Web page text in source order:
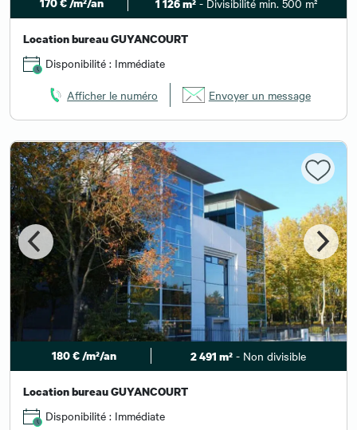
1 126 m²
Location bureau GUYANCOURT
Disponibilité : Immédiate
Afficher le numéro Envoyer un message
180 € /m²/an 2 491 m²- Non divisible
Location bureau GUYANCOURT
Disponibilité : Immédiate